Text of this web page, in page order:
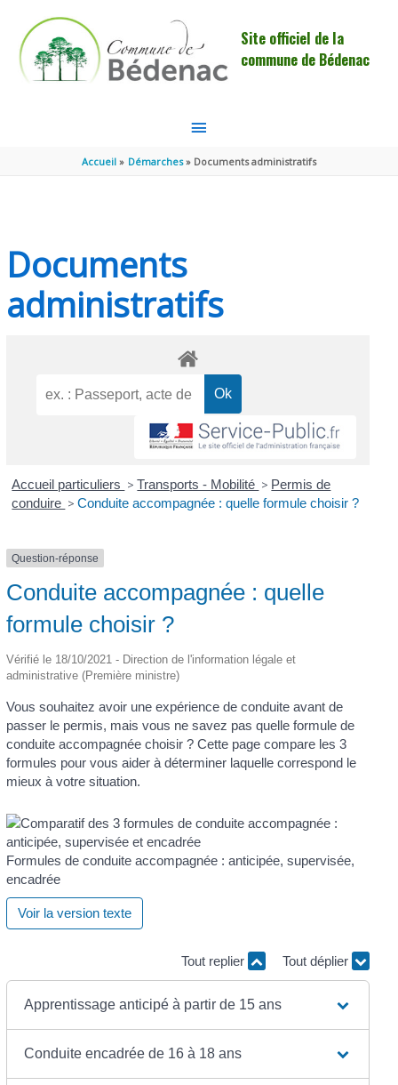
Site officiel de la
commune de Bédenac
MENU
PRINCIPAL
Accueil Démarches Documents administratifs
Documents
administratifs
Accueil particuliers > Transports - Mobilité > Permis de
conduire > Conduite accompagnée : quelle formule choisir ?
Question-réponse
Conduite accompagnée : quelle
formule choisir ?
Vérifié le 18/10/2021 - Direction de l'information légale et
administrative (Première ministre)
Vous souhaitez avoir une expérience de conduite avant de
passer le permis, mais vous ne savez pas quelle formule de
conduite accompagnée choisir ? Cette page compare les 3
formules pour vous aider à déterminer laquelle correspond le
mieux à votre situation.
Formules de conduite accompagnée : anticipée, supervisée,
encadrée
Voir la version texte
Tout replier Tout déplier
Apprentissage anticipé à partir de 15 ans
Conduite encadrée de 16 à 18 ans